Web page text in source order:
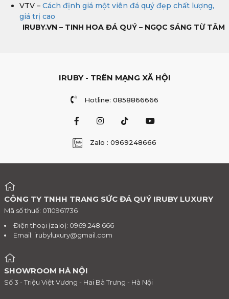
VTV – Cách định giá một viên đá quý đẹp chất lượng,
giá trị cao
IRUBY.VN – TINH HOA ĐÁ QUÝ – NGỌC SÁNG TỪ TÂM
IRUBY - TRÊN MẠNG XÃ HỘI
Hotline: 0858866666
Zalo : 0969248666
CÔNG TY TNHH TRANG SỨC ĐÁ QUÝ IRUBY LUXURY
Mã số thuế: 0110961736
Điện thoại (zalo): 0969.248.666
Email: irubyluxury@gmail.com
SHOWROOM HÀ NỘI
Số 3 - Triệu Việt Vương - Hai Bà Trưng - Hà Nội